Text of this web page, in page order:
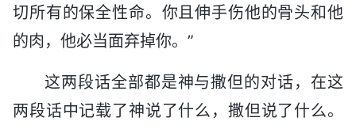
切所有的保全性命。你且伸手伤他的骨头和他
的肉，他必当面弃掉你。”
这两段话全部都是神与撒但的对话，在这
两段话中记载了神说了什么，撒但说了什么。